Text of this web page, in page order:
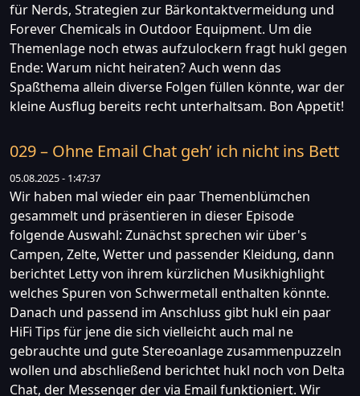
für Nerds, Strategien zur Bärkontaktvermeidung und
Forever Chemicals in Outdoor Equipment. Um die
Themenlage noch etwas aufzulockern fragt hukl gegen
Ende: Warum nicht heiraten? Auch wenn das
Spaßthema allein diverse Folgen füllen könnte, war der
kleine Ausflug bereits recht unterhaltsam. Bon Appetit!
029 – Ohne Email Chat geh’ ich nicht ins Bett
05.08.2025 - 1:47:37
Wir haben mal wieder ein paar Themenblümchen
gesammelt und präsentieren in dieser Episode
folgende Auswahl: Zunächst sprechen wir über's
Campen, Zelte, Wetter und passender Kleidung, dann
berichtet Letty von ihrem kürzlichen Musikhighlight
welches Spuren von Schwermetall enthalten könnte.
Danach und passend im Anschluss gibt hukl ein paar
HiFi Tips für jene die sich vielleicht auch mal ne
gebrauchte und gute Stereoanlage zusammenpuzzeln
wollen und abschließend berichtet hukl noch von Delta
Chat, der Messenger der via Email funktioniert. Wir